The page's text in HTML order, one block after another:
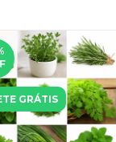
GRÁTIS